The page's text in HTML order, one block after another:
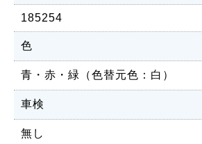
185254
色
青・赤・緑（色替元色：白）
車検
無し